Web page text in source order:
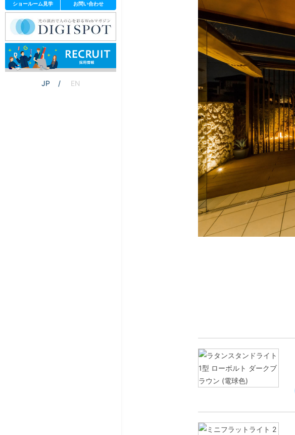
ショールーム見学 お問い合わせ
JP EN